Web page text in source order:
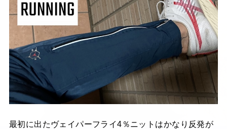
最初に出たヴェイパーフライ4％ニットはかなり反発が